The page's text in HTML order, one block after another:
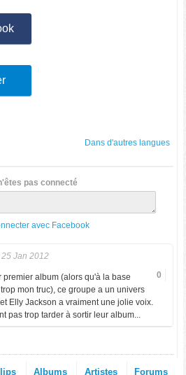
Dans d'autres langues
pas connecté
avec Facebook
25 Jan 2012
0
premier album (alors qu'à la base
mon truc), ce groupe a un univers
Elly Jackson a vraiment une jolie voix.
pas trop tarder à sortir leur album...
Albums Artistes Forums